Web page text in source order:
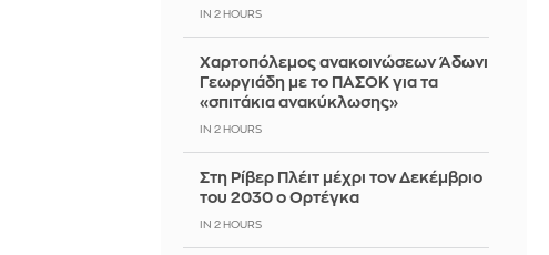
IN 2 HOURS
Χαρτοπόλεμος ανακοινώσεων Άδωνι
Γεωργιάδη με το ΠΑΣΟΚ για τα
«σπιτάκια ανακύκλωσης»
IN 2 HOURS
Στη Ρίβερ Πλέιτ μέχρι τον Δεκέμβριο
του 2030 ο Ορτέγκα
IN 2 HOURS